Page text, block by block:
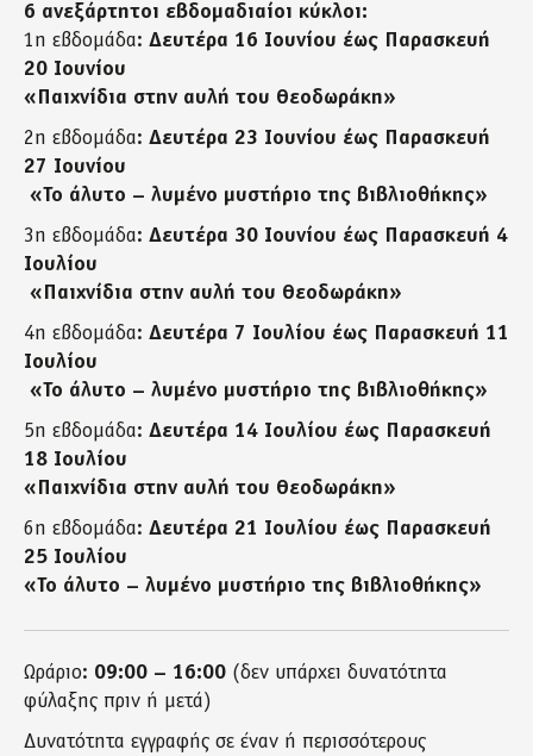
6 ανεξάρτητοι εβδομαδιαίοι κύκλοι:
1η εβδομάδα: Δευτέρα 16 Ιουνίου έως Παρασκευή
20 Ιουνίου
«Παιχνίδια στην αυλή του Θεοδωράκη»
2η εβδομάδα: Δευτέρα 23 Ιουνίου έως Παρασκευή
27 Ιουνίου
«Το άλυτο – λυμένο μυστήριο της βιβλιοθήκης»
3η εβδομάδα: Δευτέρα 30 Ιουνίου έως Παρασκευή 4
Ιουλίου
«Παιχνίδια στην αυλή του Θεοδωράκη»
4η εβδομάδα: Δευτέρα 7 Ιουλίου έως Παρασκευή 11
Ιουλίου
«Το άλυτο – λυμένο μυστήριο της βιβλιοθήκης»
5η εβδομάδα: Δευτέρα 14 Ιουλίου έως Παρασκευή
18 Ιουλίου
«Παιχνίδια στην αυλή του Θεοδωράκη»
6η εβδομάδα: Δευτέρα 21 Ιουλίου έως Παρασκευή
25 Ιουλίου
«Το άλυτο – λυμένο μυστήριο της βιβλιοθήκης»
Ωράριο: 09:00 – 16:00 (δεν υπάρχει δυνατότητα
φύλαξης πριν ή μετά)
Δυνατότητα εγγραφής σε έναν ή περισσότερους